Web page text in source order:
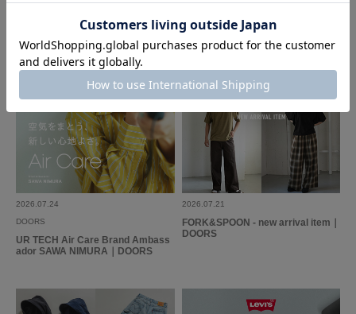
2026.07.24
DOORS
UR TECH Air Care Brand Ambass
ador SAWA NIMURA｜DOORS
2026.07.21
FORK&SPOON - new arrival item｜
DOORS